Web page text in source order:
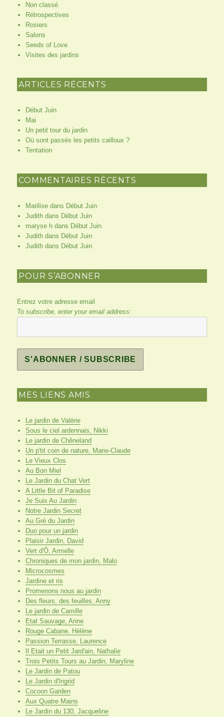
Non classé
Rétrospectives
Rosiers
Salons
Seeds of Love
Visites des jardins
ARTICLES RÉCENTS
Début Juin
Mai
Un petit tour du jardin
Où sont passés les petits cailloux ?
Tentation
COMMENTAIRES RÉCENTS
Marilisedans Début Juin
Judithdans Début Juin
maryse hdans Début Juin
Judithdans Début Juin
Judithdans Début Juin
POUR S’ABONNER
Entrez votre adresse email
To subscribe, enter your email address:
MES LIENS AMIS
Le jardin de Valérie
Sous le ciel ardennais, Nikki
Le jardin de Chêneland
Un p'tit coin de nature, Marie-Claude
Le Vieux Clos
Au Bon Miel
Le Jardin du Chat Vert
A Little Bit of Paradise
Je Suis Au Jardin
Notre Jardin Secret
Au Gré du Jardin
Duo pour un jardin
Plaisir Jardin, David
Vert d'Ô, Armelle
Chroniques de mon jardin, Malo
Microcosmes
Jardine et ris
Promenons nous au jardin
Des fleurs, des feuilles, Anny
Le jardin de Camille
Etat Sauvage, Anne
Rouge Cabane, Hélène
Passion Terrasse, Laurence
Il Etait un Petit Jard'ain, Nathalie
Trois Petits Tours au Jardin, Maryline
Le Jardin de Patou
Le Jardin d'Ingrid
Cocoon Garden
Aux Quatre Mains
Le Jardin du 130, Jacqueline